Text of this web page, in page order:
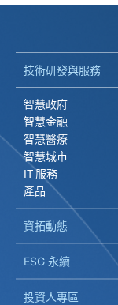
技術研發與服務
智慧政府
智慧金融
智慧醫療
智慧城市
IT 服務
產品
資拓動態
ESG 永續
投資人專區